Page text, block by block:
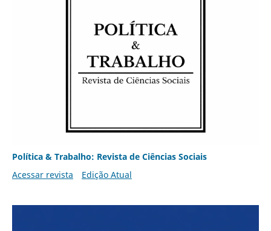
Política & Trabalho: Revista de Ciências Sociais
Acessar revista
Edição Atual